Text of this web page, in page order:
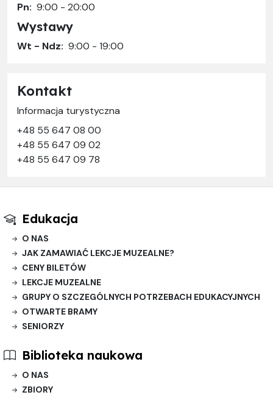
Pn: 9:00 - 20:00
Wystawy
Wt - Ndz: 9:00 - 19:00
Kontakt
Informacja turystyczna
+48 55 647 08 00
+48 55 647 09 02
+48 55 647 09 78
Edukacja
O NAS
JAK ZAMAWIAĆ LEKCJE MUZEALNE?
CENY BILETÓW
LEKCJE MUZEALNE
GRUPY O SZCZEGÓLNYCH POTRZEBACH EDUKACYJNYCH
OTWARTE BRAMY
SENIORZY
Biblioteka naukowa
O NAS
ZBIORY